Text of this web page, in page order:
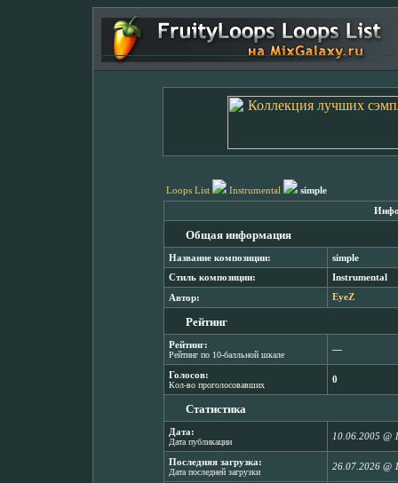
Loops List Instrumental simple
Общая информация
Название композиции: simple
Стиль композиции: Instrumental
Автор: EyeZ
Рейтинг
Рейтинг:
Рейтинг по 10-балльной шкале
―
Голосов:
Кол-во проголосовавших
0
Статистика
Дата:
Дата публикации
10.06.2005 @
Последняя загрузка:
Дата последней загрузки
26.07.2026 @